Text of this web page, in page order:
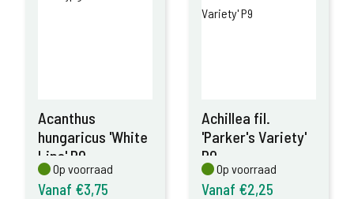
Acanthus
hungaricus 'White
Lips' P9
Op voorraad
Op voorraad
Vanaf €3,75
Achillea fil.
'Parker's Variety'
P9
Op voorraad
Op voorraad
Vanaf €2,25